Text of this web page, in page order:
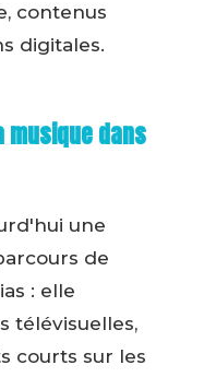
contenus
digitales.
musique dans
une
de
: elle
télévisuelles,
courts sur les